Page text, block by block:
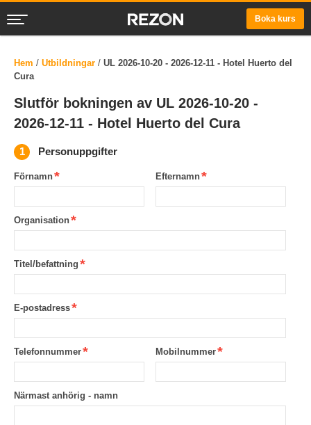
Boka kurs
Hem / Utbildningar / UL 2026-10-20 - 2026-12-11 - Hotel Huerto del
Cura
Slutför bokningen av UL 2026-10-20 -
2026-12-11 - Hotel Huerto del Cura
Personuppgifter
Förnamn Efternamn
Organisation
Titel/befattning
E-postadress
Telefonnummer Mobilnummer
Närmast anhörig - namn